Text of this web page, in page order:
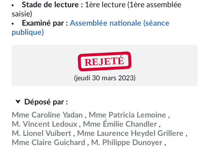
Stade de lecture : 1ère lecture (1ère assemblée
saisie)
Examiné par : Assemblée nationale (séance
publique)
REJETÉ
(jeudi 30 mars 2023)
Déposé par :
Mme Caroline Yadan
Mme Patricia Lemoine
M. Vincent Ledoux
Mme Émilie Chandler
M. Lionel Vuibert
Mme Laurence Heydel Grillere
Mme Claire Guichard
M. Philippe Dunoyer